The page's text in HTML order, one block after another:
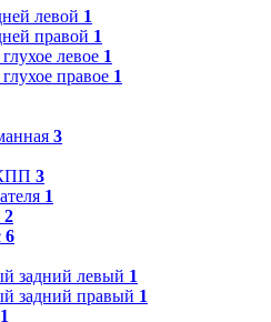
левой 1
правой 1
левое 1
правое 1
3
3
1
2
6
задний левый 1
задний правый 1
1